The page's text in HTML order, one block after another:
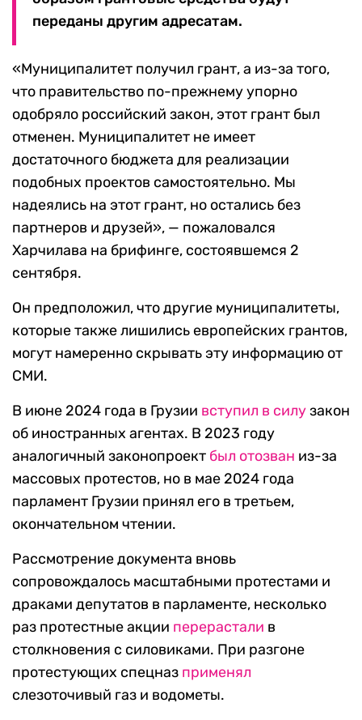
переданы другим адресатам.
«Муниципалитет получил грант, а из-за того,
что правительство по-прежнему упорно
одобряло российский закон, этот грант был
отменен. Муниципалитет не имеет
достаточного бюджета для реализации
подобных проектов самостоятельно. Мы
надеялись на этот грант, но остались без
партнеров и друзей», — пожаловался
Харчилава на брифинге, состоявшемся 2
сентября.
Он предположил, что другие муниципалитеты,
которые также лишились европейских грантов,
могут намеренно скрывать эту информацию от
СМИ.
В июне 2024 года в Грузии вступил в силузакон
об иностранных агентах. В 2023 году
аналогичный законопроект был отозван из-за
массовых протестов, но в мае 2024 года
парламент Грузии принял его в третьем,
окончательном чтении.
Рассмотрение документа вновь
сопровождалось масштабными протестами и
драками депутатов в парламенте, несколько
раз протестные акции перерастали в
столкновения с силовиками. При разгоне
протестующих спецназ применял
слезоточивый газ и водометы.